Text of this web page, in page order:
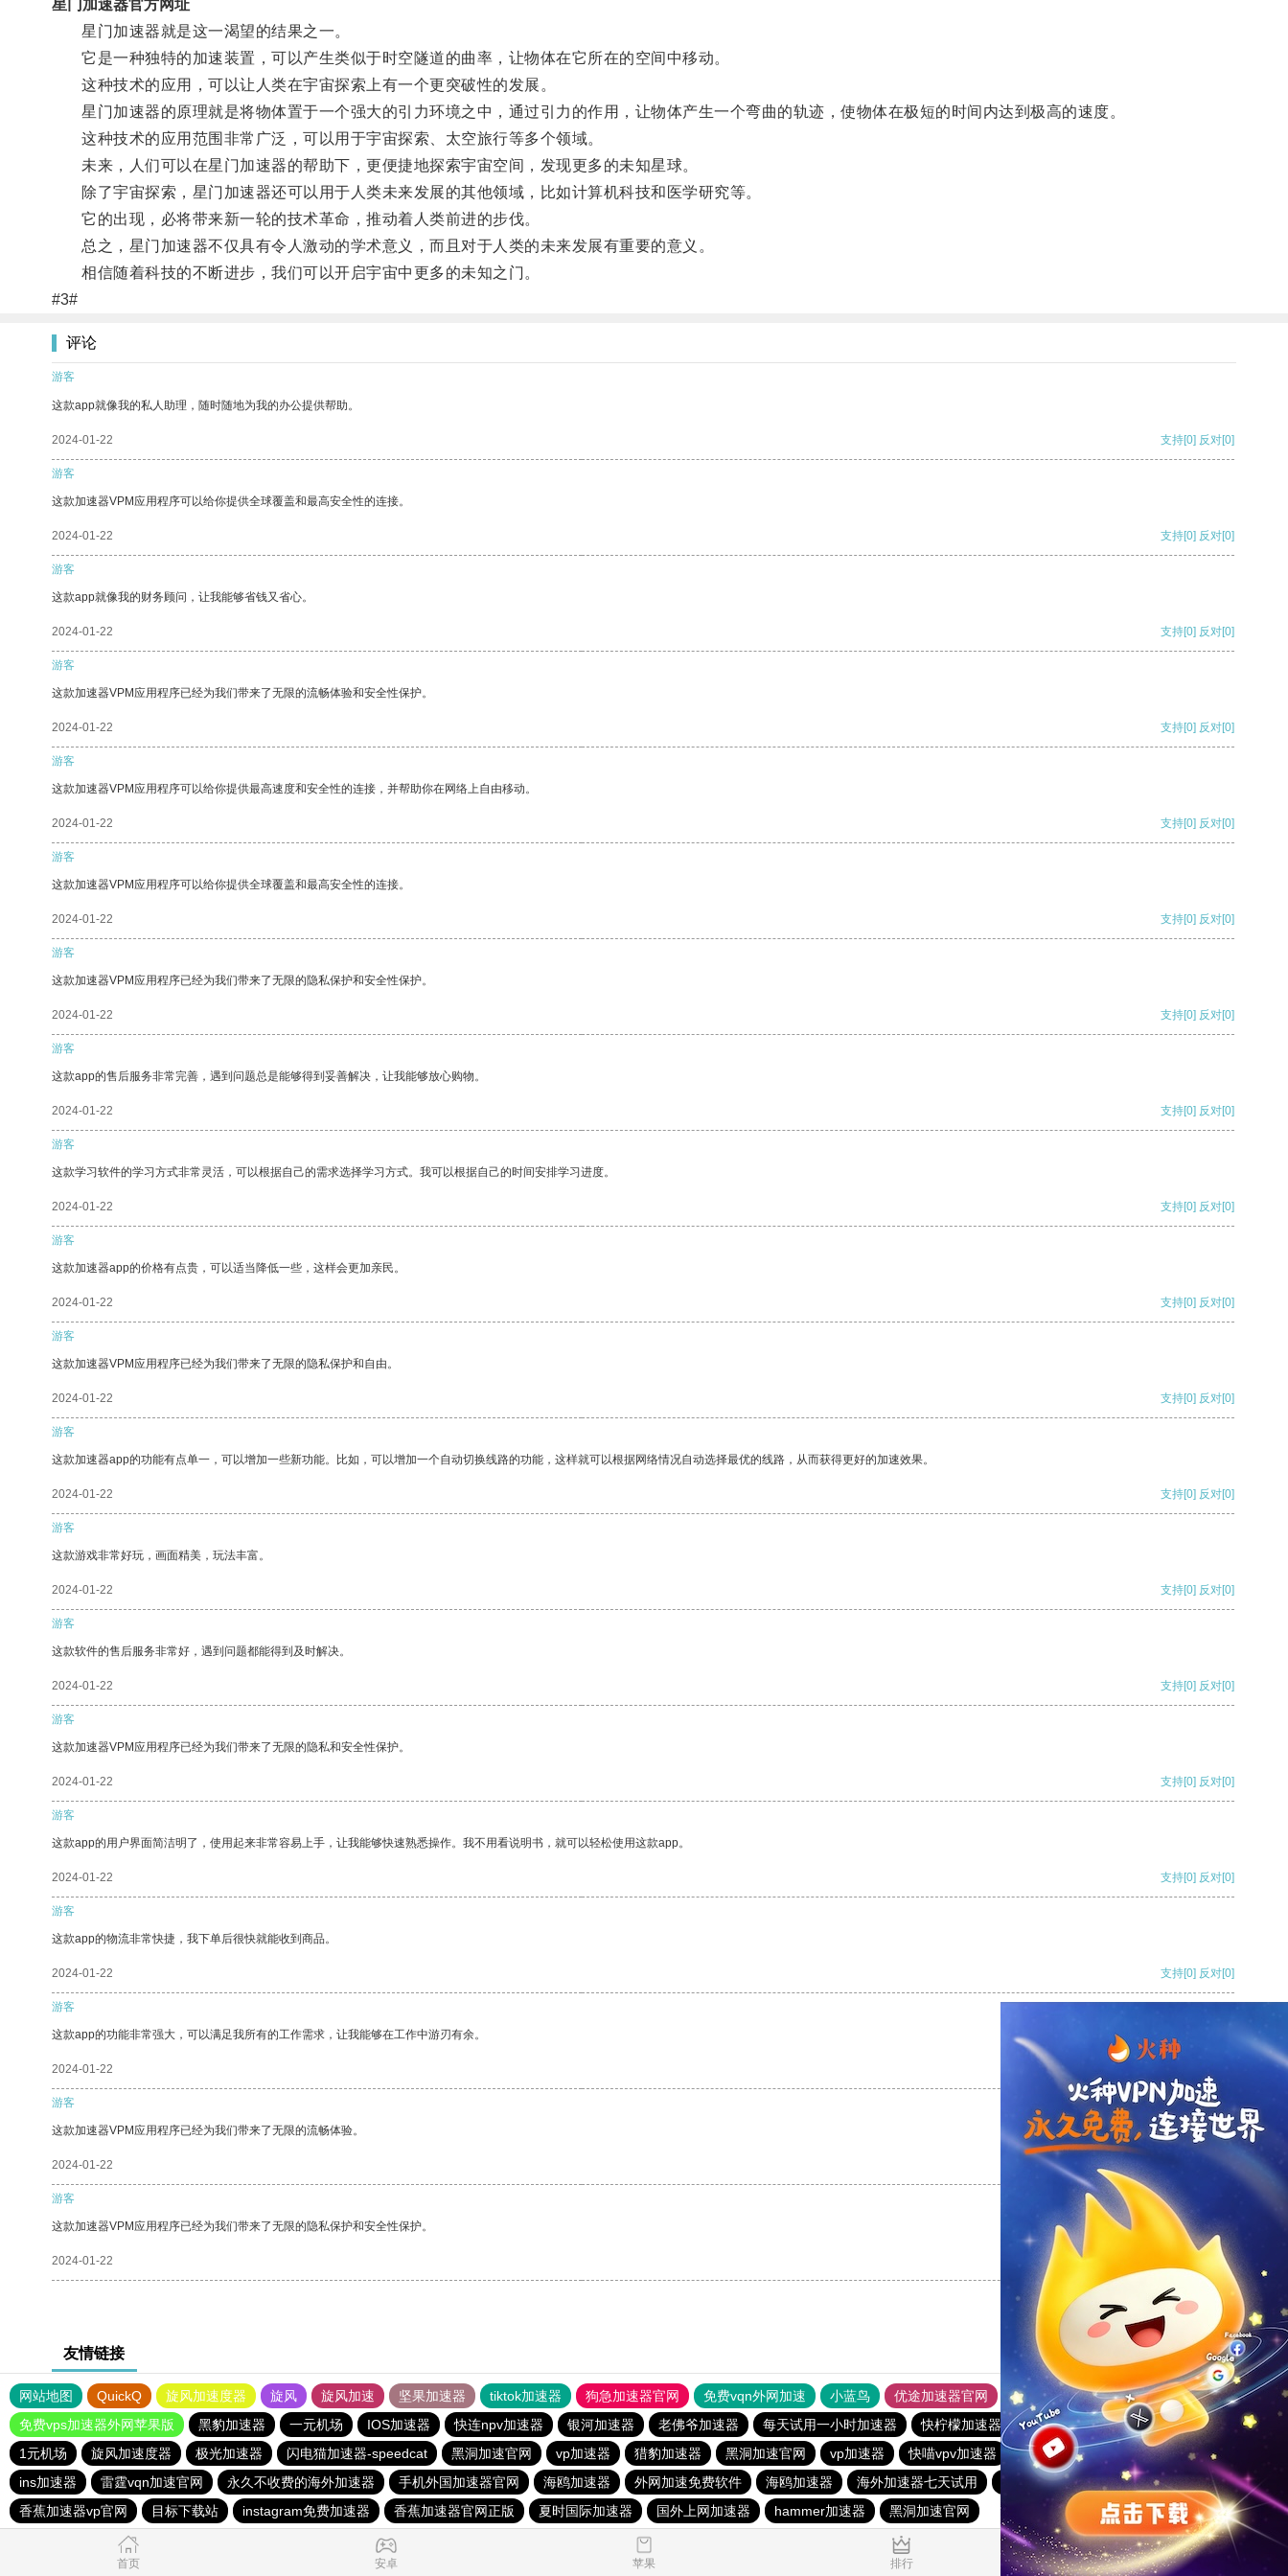
星门加速器官方网址
星门加速器就是这一渴望的结果之一。
它是一种独特的加速装置，可以产生类似于时空隧道的曲率，让物体在它所在的空间中移动。
这种技术的应用，可以让人类在宇宙探索上有一个更突破性的发展。
星门加速器的原理就是将物体置于一个强大的引力环境之中，通过引力的作用，让物体产生一个弯曲的轨迹，使物体在极短的时间内达到极高的速度。
这种技术的应用范围非常广泛，可以用于宇宙探索、太空旅行等多个领域。
未来，人们可以在星门加速器的帮助下，更便捷地探索宇宙空间，发现更多的未知星球。
除了宇宙探索，星门加速器还可以用于人类未来发展的其他领域，比如计算机科技和医学研究等。
它的出现，必将带来新一轮的技术革命，推动着人类前进的步伐。
总之，星门加速器不仅具有令人激动的学术意义，而且对于人类的未来发展有重要的意义。
相信随着科技的不断进步，我们可以开启宇宙中更多的未知之门。
#3#
评论
游客
这款app就像我的私人助理，随时随地为我的办公提供帮助。
2024-01-22 支持[0] 反对[0]
游客
这款加速器VPM应用程序可以给你提供全球覆盖和最高安全性的连接。
2024-01-22 支持[0] 反对[0]
游客
这款app就像我的财务顾问，让我能够省钱又省心。
2024-01-22 支持[0] 反对[0]
游客
这款加速器VPM应用程序已经为我们带来了无限的流畅体验和安全性保护。
2024-01-22 支持[0] 反对[0]
游客
这款加速器VPM应用程序可以给你提供最高速度和安全性的连接，并帮助你在网络上自由移动。
2024-01-22 支持[0] 反对[0]
游客
这款加速器VPM应用程序可以给你提供全球覆盖和最高安全性的连接。
2024-01-22 支持[0] 反对[0]
游客
这款加速器VPM应用程序已经为我们带来了无限的隐私保护和安全性保护。
2024-01-22 支持[0] 反对[0]
游客
这款app的售后服务非常完善，遇到问题总是能够得到妥善解决，让我能够放心购物。
2024-01-22 支持[0] 反对[0]
游客
这款学习软件的学习方式非常灵活，可以根据自己的需求选择学习方式。我可以根据自己的时间安排学习进度。
2024-01-22 支持[0] 反对[0]
游客
这款加速器app的价格有点贵，可以适当降低一些，这样会更加亲民。
2024-01-22 支持[0] 反对[0]
游客
这款加速器VPM应用程序已经为我们带来了无限的隐私保护和自由。
2024-01-22 支持[0] 反对[0]
游客
这款加速器app的功能有点单一，可以增加一些新功能。比如，可以增加一个自动切换线路的功能，这样就可以根据网络情况自动选择最优的线路，从而获得更好的加速效果。
2024-01-22 支持[0] 反对[0]
游客
这款游戏非常好玩，画面精美，玩法丰富。
2024-01-22 支持[0] 反对[0]
游客
这款软件的售后服务非常好，遇到问题都能得到及时解决。
2024-01-22 支持[0] 反对[0]
游客
这款加速器VPM应用程序已经为我们带来了无限的隐私和安全性保护。
2024-01-22 支持[0] 反对[0]
游客
这款app的用户界面简洁明了，使用起来非常容易上手，让我能够快速熟悉操作。我不用看说明书，就可以轻松使用这款app。
2024-01-22 支持[0] 反对[0]
游客
这款app的物流非常快捷，我下单后很快就能收到商品。
2024-01-22 支持[0] 反对[0]
游客
这款app的功能非常强大，可以满足我所有的工作需求，让我能够在工作中游刃有余。
2024-01-22
游客
这款加速器VPM应用程序已经为我们带来了无限的流畅体验。
2024-01-22 反对
游客
这款加速器VPM应用程序已经为我们带来了无限的隐私保护和安全性保护。
2024-01-22 反对[0]
友情链接
网站地图 QuickQ 旋风加速度器 旋风 旋风加速 坚果加速器 tiktok加速器 狗急加速器官网 免费vqn外网加速 小蓝鸟 优途加速器官网 风驰加速器 旋风加速器
八戒看书
免费vps加速器外网苹果版
黑豹加速器 一元机场 IOS加速器 快连npv加速器 银河加速器 老佛爷加速器 每天试用一小时加速器 快柠檬加速器 十大免费海外加速神器
海鸥加速器
1元机场
旋风加速度器 极光加速器 闪电猫加速器-speedcat 黑洞加速官网 vp加速器 猎豹加速器 黑洞加速官网 vp加速器 快喵vpv加速器 BitzNet加速器
蚂蚁npv加速器
ins加速器
雷霆vqn加速官网 永久不收费的海外加速器 手机外国加速器官网 海鸥加速器 外网加速免费软件 海鸥加速器 海外加速器七天试用 油管加速器永久免费版
酷通加速器
香蕉加速器vp官网
目标下载站 instagram免费加速器 香蕉加速器官网正版 夏时国际加速器 国外上网加速器 hammer加速器 黑洞加速官网
首页 安卓 苹果 排行 推荐